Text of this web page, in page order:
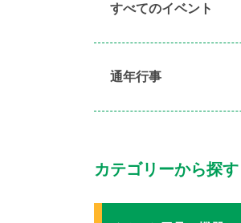
すべてのイベント
通年行事
カテゴリーから探す